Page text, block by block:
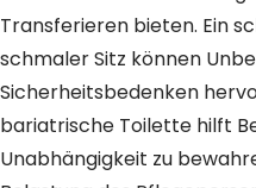
Transferieren bieten. Ein
schmaler Sitz können
Sicherheitsbedenken
bariatrische Toilette hilft
Unabhängigkeit zu